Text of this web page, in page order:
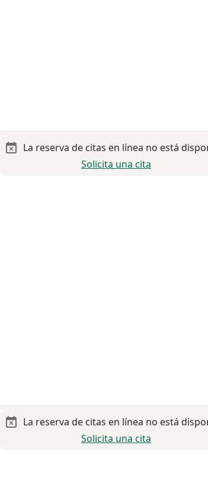
La reserva de citas en línea no está
Solicita una cita
La reserva de citas en línea no está
Solicita una cita